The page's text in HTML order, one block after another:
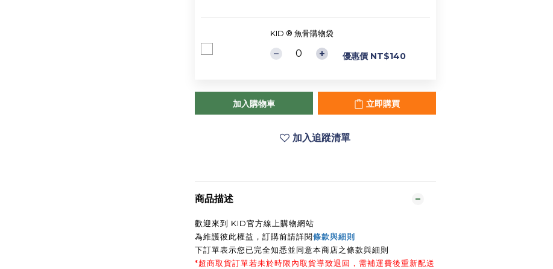
KID ® 魚骨購物袋
優惠價 NT$140
加入購物車 立即購買
加入追蹤清單
商品描述
歡迎來到 KID官方線上購物網站
為維護彼此權益，訂購前請詳閱條款與細則
下訂單表示您已完全知悉並同意本商店之條款與細則
*超商取貨訂單若未於時限內取貨導致退回，需補運費後重新配送